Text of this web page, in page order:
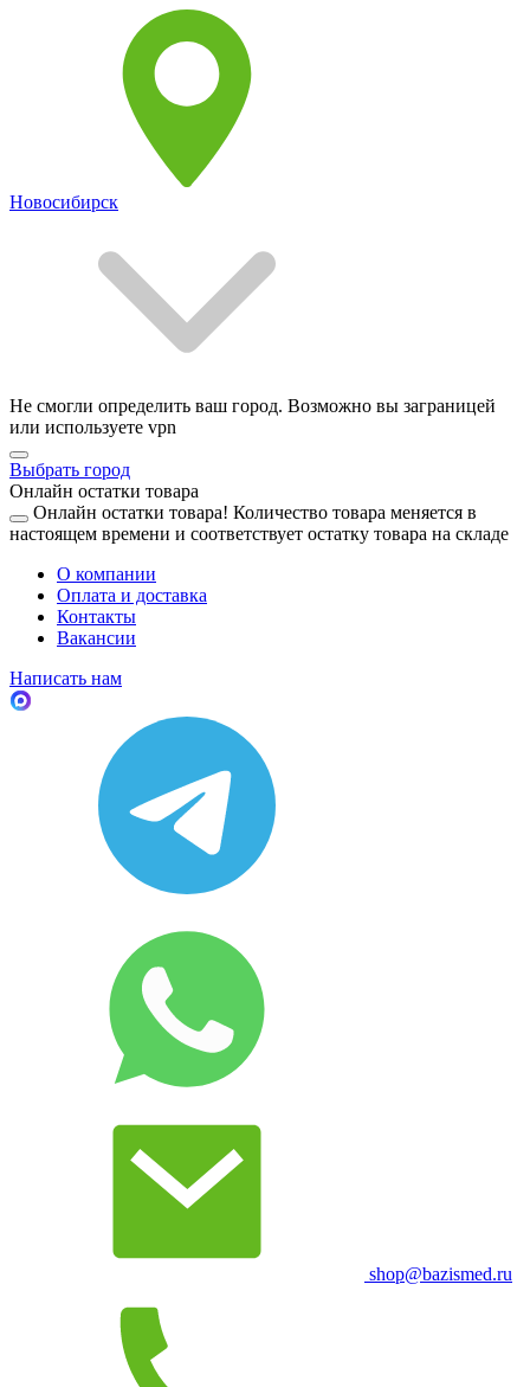
Новосибирск
Не смогли определить ваш город. Возможно вы заграницей
или используете vpn
Выбрать город
Онлайн остатки товара
Онлайн остатки товара! Количество товара меняется в
настоящем времени и соответствует остатку товара на складе
О компании
Оплата и доставка
Контакты
Вакансии
Написать нам
shop@bazismed.ru